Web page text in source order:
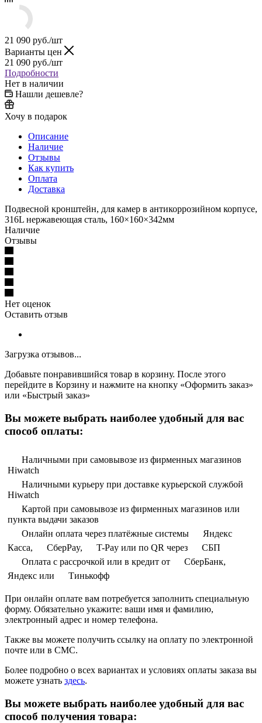
21 090 руб./шт
Варианты цен
21 090 руб./шт
Подробности
Нет в наличии
Нашли дешевле?
Хочу в подарок
Описание
Наличие
Отзывы
Как купить
Оплата
Доставка
Подвесной кронштейн, для камер в антикоррозийном корпусе,
316L нержавеющая сталь, 160×160×342мм
Наличие
Отзывы
Нет оценок
Оставить отзыв
Загрузка отзывов...
Добавьте понравившийся товар в корзину. После этого
перейдите в Корзину и нажмите на кнопку «Оформить заказ»
или «Быстрый заказ»
Вы можете выбрать наиболее удобный для вас
способ оплаты:
Наличными при самовывозе из фирменных магазинов
Hiwatch
Наличными курьеру при доставке курьерской службой
Hiwatch
Картой при самовывозе из фирменных магазинов или
пункта выдачи заказов
Онлайн оплата через платёжные системы
Яндекс
Касса,
СберPay, T-Pay или по QR через
СБП
Оплата с рассрочкой или в кредит от
СберБанк,
Яндекс или
Тинькофф
При онлайн оплате вам потребуется заполнить специальную
форму. Обязательно укажите: ваши имя и фамилию,
электронный адрес и номер телефона.
Также вы можете получить ссылку на оплату по электронной
почте или в СМС.
Более подробно о всех вариантах и условиях оплаты заказа вы
можете узнать здесь.
Вы можете выбрать наиболее удобный для вас
способ получения товара: